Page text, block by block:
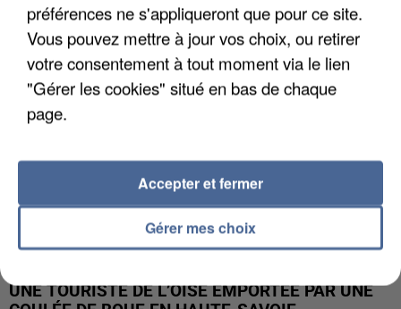
UNE TOURISTE DE L’OISE EMPORTÉE PAR UNE
préférences ne s'appliqueront que pour ce site.
Vous pouvez mettre à jour vos choix, ou retirer
votre consentement à tout moment via le lien
"Gérer les cookies" situé en bas de chaque
page.
Gérer mes choix
Accepter et fermer